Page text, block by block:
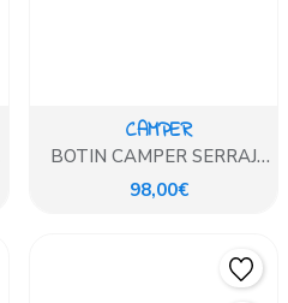
CAMPER
BOTIN CAMPER SERRAJE
CAMEL
98,00€